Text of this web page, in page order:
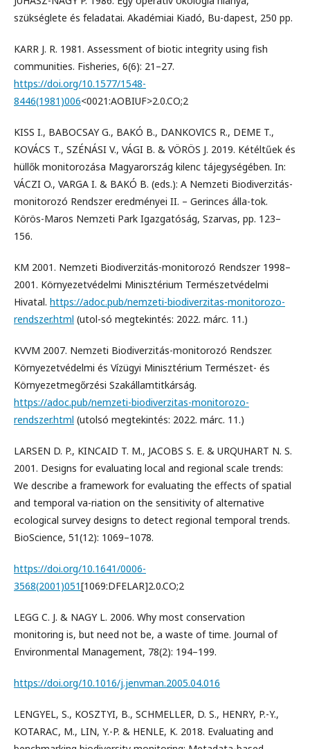
szükséglete és feladatai. Akadémiai Kiadó, Bu-dapest, 250 pp.
KARR J. R. 1981. Assessment of biotic integrity using fish
communities. Fisheries, 6(6): 21–27.
https://doi.org/10.1577/1548-
8446(1981)006<0021:AOBIUF>2.0.CO;2
KISS I., BABOCSAY G., BAKÓ B., DANKOVICS R., DEME T.,
KOVÁCS T., SZÉNÁSI V., VÁGI B. & VÖRÖS J. 2019. Kétéltűek és
hüllők monitorozása Magyarország kilenc tájegységében. In:
VÁCZI O., VARGA I. & BAKÓ B. (eds.): A Nemzeti Biodiverzitás-
monitorozó Rendszer eredményei II. – Gerinces álla-tok.
Körös-Maros Nemzeti Park Igazgatóság, Szarvas, pp. 123–
156.
KM 2001. Nemzeti Biodiverzitás-monitorozó Rendszer 1998–
2001. Környezetvédelmi Minisztérium Természetvédelmi
Hivatal. https://adoc.pub/nemzeti-biodiverzitas-monitorozo-
rendszer.html (utol-só megtekintés: 2022. márc. 11.)
KVVM 2007. Nemzeti Biodiverzitás-monitorozó Rendszer.
Környezetvédelmi és Vízügyi Minisztérium Természet- és
Környezetmegőrzési Szakállamtitkárság.
https://adoc.pub/nemzeti-biodiverzitas-monitorozo-
rendszer.html (utolsó megtekintés: 2022. márc. 11.)
LARSEN D. P., KINCAID T. M., JACOBS S. E. & URQUHART N. S.
2001. Designs for evaluating local and regional scale trends:
We describe a framework for evaluating the effects of spatial
and temporal va-riation on the sensitivity of alternative
ecological survey designs to detect regional temporal trends.
BioScience, 51(12): 1069–1078.
https://doi.org/10.1641/0006-
3568(2001)051[1069:DFELAR]2.0.CO;2
LEGG C. J. & NAGY L. 2006. Why most conservation
monitoring is, but need not be, a waste of time. Journal of
Environmental Management, 78(2): 194–199.
https://doi.org/10.1016/j.jenvman.2005.04.016
LENGYEL, S., KOSZTYI, B., SCHMELLER, D. S., HENRY, P.-Y.,
KOTARAC, M., LIN, Y.-P. & HENLE, K. 2018. Evaluating and